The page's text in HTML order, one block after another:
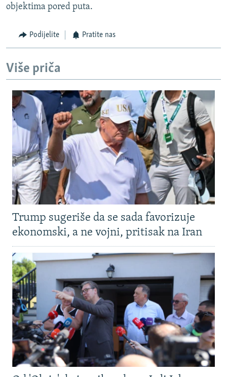
objektima pored puta.
Podijelite Pratite nas
Više priča
Trump sugeriše da se sada favorizuje
ekonomski, a ne vojni, pritisak na Iran